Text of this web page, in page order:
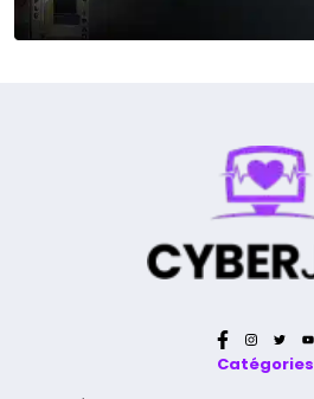
Catégories